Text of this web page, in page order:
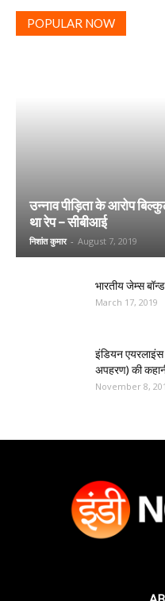
POPULAR NOW
उन्नाव पीड़िता के आरोप
था रेप – सीबीआई
निशांत कुमार - August 7, 2019
भारतीय जेम्स
March 17, 2019
इंडियन
अपहरण) की
November 8,